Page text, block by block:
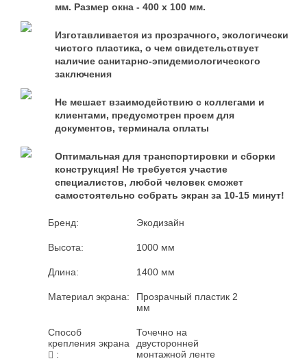
мм. Размер окна - 400 х 100 мм.
Изготавливается из прозрачного, экологически
чистого пластика, о чем свидетельствует
наличие санитарно-эпидемиологического
заключения
Не мешает взаимодействию с коллегами и
клиентами, предусмотрен проем для
документов, терминала оплаты
Оптимальная для транспортировки и сборки
конструкция! Не требуется участие
специалистов, любой человек сможет
самостоятельно собрать экран за 10-15 минут!
Бренд: Экодизайн
Высота: 1000 мм
Длина: 1400 мм
Материал экрана:
Прозрачный пластик 2
мм
Способ
крепления экрана
:
Точечно на
двусторонней
монтажной ленте